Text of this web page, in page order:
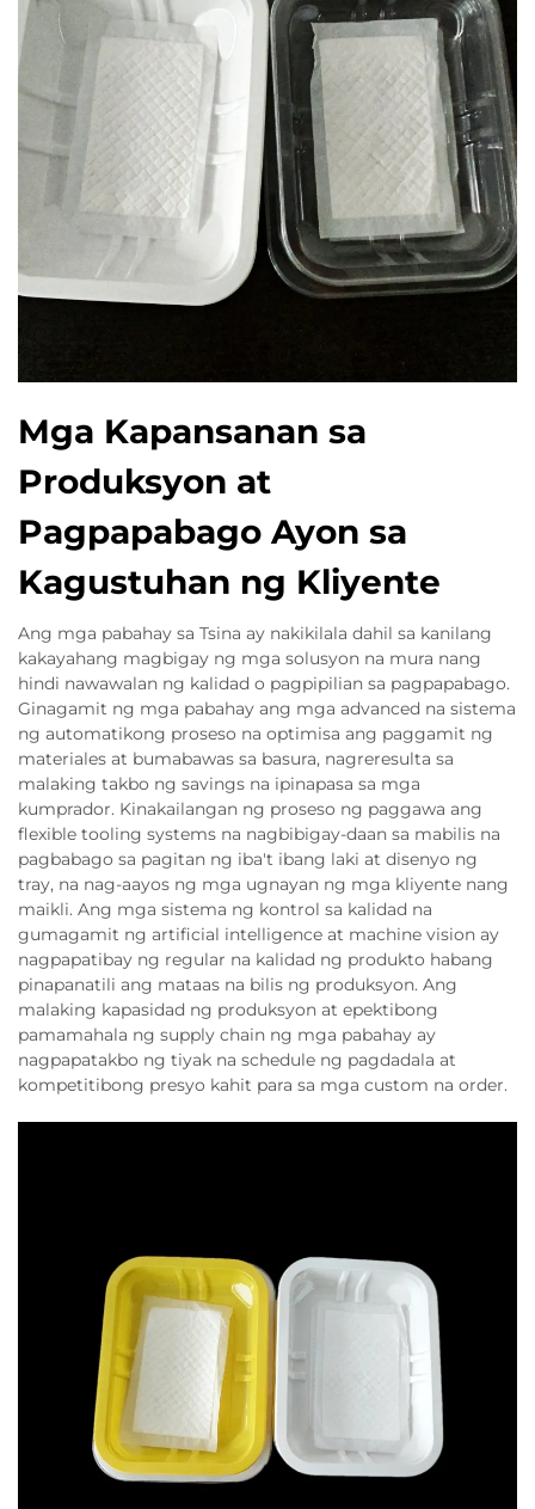
Mga Kapansanan sa
Produksyon at
Pagpapabago Ayon sa
Kagustuhan ng Kliyente
Ang mga pabahay sa Tsina ay nakikilala dahil sa kanilang
kakayahang magbigay ng mga solusyon na mura nang
hindi nawawalan ng kalidad o pagpipilian sa pagpapabago.
Ginagamit ng mga pabahay ang mga advanced na sistema
ng automatikong proseso na optimisa ang paggamit ng
materiales at bumabawas sa basura, nagreresulta sa
malaking takbo ng savings na ipinapasa sa mga
kumprador. Kinakailangan ng proseso ng paggawa ang
flexible tooling systems na nagbibigay-daan sa mabilis na
pagbabago sa pagitan ng iba't ibang laki at disenyo ng
tray, na nag-aayos ng mga ugnayan ng mga kliyente nang
maikli. Ang mga sistema ng kontrol sa kalidad na
gumagamit ng artificial intelligence at machine vision ay
nagpapatibay ng regular na kalidad ng produkto habang
pinapanatili ang mataas na bilis ng produksyon. Ang
malaking kapasidad ng produksyon at epektibong
pamamahala ng supply chain ng mga pabahay ay
nagpapatakbo ng tiyak na schedule ng pagdadala at
kompetitibong presyo kahit para sa mga custom na order.